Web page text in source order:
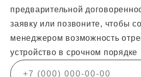
предварительной
заявку или позвоните, чтобы
менеджером возможность
устройство в срочном порядке